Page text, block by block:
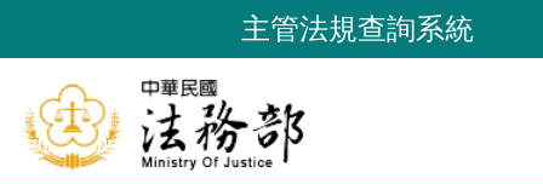
到
要
內
主管法規查詢系統